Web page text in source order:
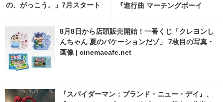
の、がっこう。」7月スタート
『進行曲 マーチングボーイ
8月8日から店頭販売開始！一番くじ「クレヨンし
んちゃん 夏のバケーションだゾ」 7枚目の写真・
画像 | cinemacafe.net
『スパイダーマン：ブランド・ニュー・デイ』、